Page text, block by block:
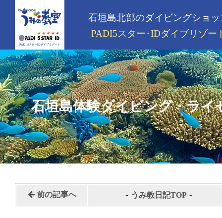
石垣島北部のダイビングショッ
PADI5スター･IDダイブリゾー
石垣島体験ダイビング・ライ
前の記事へ - うみ教日記TOP -